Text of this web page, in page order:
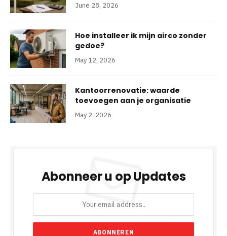
June 28, 2026
Hoe installeer ik mijn airco zonder
gedoe?
May 12, 2026
Kantoorrenovatie: waarde
toevoegen aan je organisatie
May 2, 2026
Abonneer u op Updates